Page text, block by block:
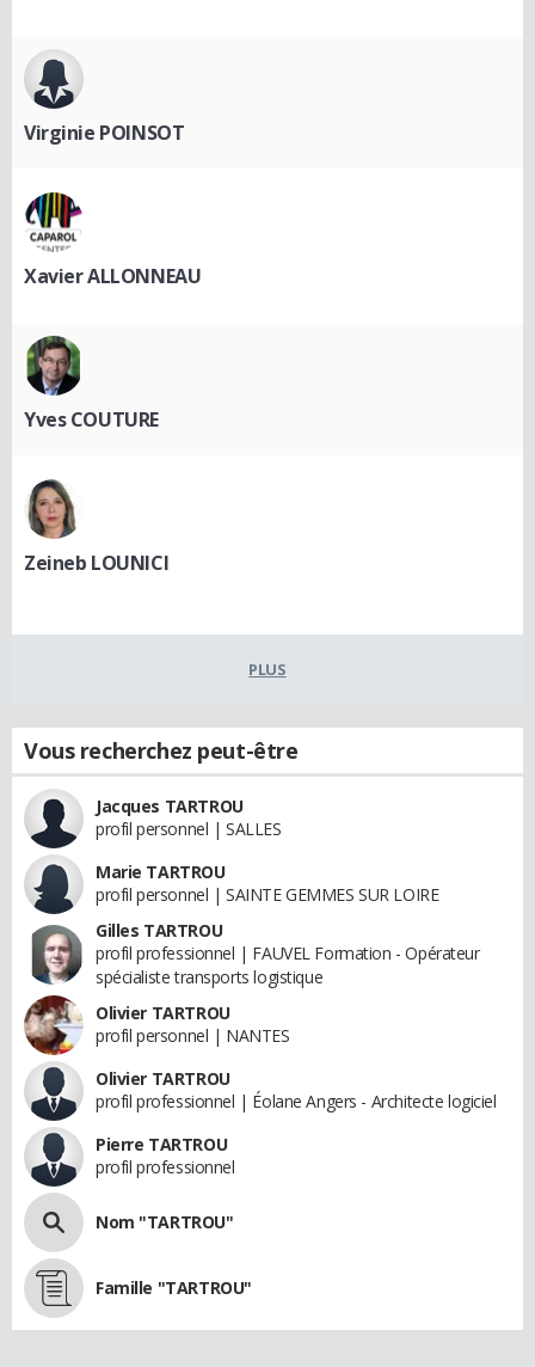
Virginie POINSOT
Xavier ALLONNEAU
Yves COUTURE
Zeineb LOUNICI
PLUS
Vous recherchez peut-être
Jacques TARTROU
profil personnel | SALLES
Marie TARTROU
profil personnel | SAINTE GEMMES SUR LOIRE
Gilles TARTROU
profil professionnel | FAUVEL Formation - Opérateur
spécialiste transports logistique
Olivier TARTROU
profil personnel | NANTES
Olivier TARTROU
profil professionnel | Éolane Angers - Architecte logiciel
Pierre TARTROU
profil professionnel
Nom "TARTROU"
Famille "TARTROU"